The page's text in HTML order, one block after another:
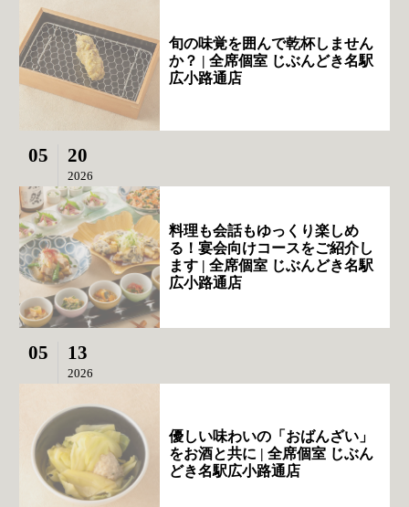
旬の味覚を囲んで乾杯しません
か？ | 全席個室 じぶんどき名駅
広小路通店
05 20
2026
料理も会話もゆっくり楽しめ
る！宴会向けコースをご紹介し
ます | 全席個室 じぶんどき名駅
広小路通店
05 13
2026
優しい味わいの「おばんざい」
をお酒と共に | 全席個室 じぶん
どき名駅広小路通店